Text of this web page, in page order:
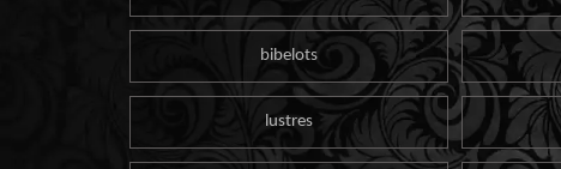
bibelots
lustres